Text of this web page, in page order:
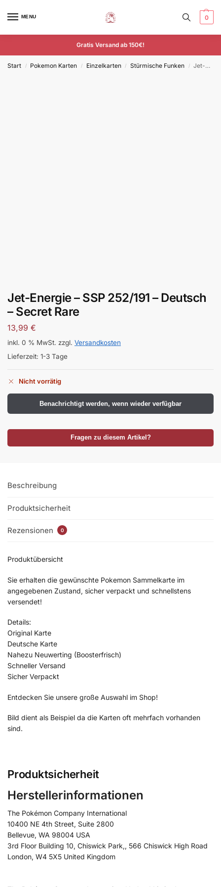
MENU 0
Gratis Versand ab 150€!
Start / Pokemon Karten / Einzelkarten / Stürmische Funken / Jet-Energie – SSP 252/191 – Deutsch – Secret Rare
Jet-Energie – SSP 252/191 – Deutsch
– Secret Rare
13,99 €
inkl. 0 % MwSt. zzgl. Versandkosten
Lieferzeit: 1-3 Tage
Nicht vorrätig
Benachrichtigt werden, wenn wieder verfügbar
Fragen zu diesem Artikel?
Beschreibung
Produktsicherheit
Rezensionen 0
Produktübersicht
Sie erhalten die gewünschte Pokemon Sammelkarte im
angegebenen Zustand, sicher verpackt und schnellstens
versendet!
Details:
Original Karte
Deutsche Karte
Nahezu Neuwerting (Boosterfrisch)
Schneller Versand
Sicher Verpackt
Entdecken Sie unsere große Auswahl im Shop!
Bild dient als Beispiel da die Karten oft mehrfach vorhanden
sind.
Produktsicherheit
Herstellerinformationen
The Pokémon Company International
10400 NE 4th Street, Suite 2800
Bellevue, WA 98004 USA
3rd Floor Building 10, Chiswick Park,, 566 Chiswick High Road
London, W4 5X5 United Kingdom